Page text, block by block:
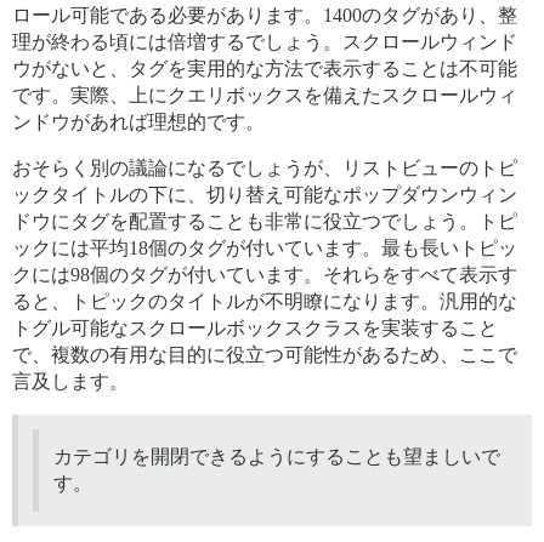
ロール可能である必要があります。1400のタグがあり、整
理が終わる頃には倍増するでしょう。スクロールウィンド
ウがないと、タグを実用的な方法で表示することは不可能
です。実際、上にクエリボックスを備えたスクロールウィ
ンドウがあれば理想的です。
おそらく別の議論になるでしょうが、リストビューのトピ
ックタイトルの下に、切り替え可能なポップダウンウィン
ドウにタグを配置することも非常に役立つでしょう。トピ
ックには平均18個のタグが付いています。最も長いトピッ
クには98個のタグが付いています。それらをすべて表示す
ると、トピックのタイトルが不明瞭になります。汎用的な
トグル可能なスクロールボックスクラスを実装すること
で、複数の有用な目的に役立つ可能性があるため、ここで
言及します。
カテゴリを開閉できるようにすることも望ましいで
す。